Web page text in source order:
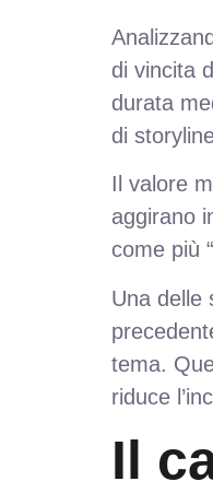
di vincita
durata
di
Il valore
aggirano
come più
Una delle
tema.
riduce
Il